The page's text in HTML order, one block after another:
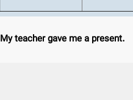
My teacher gave me a present.